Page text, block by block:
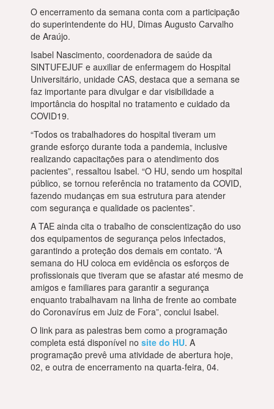
O encerramento da semana conta com a participação
do superintendente do HU, Dimas Augusto Carvalho
de Araújo.
Isabel Nascimento, coordenadora de saúde da
SINTUFEJUF e auxiliar de enfermagem do Hospital
Universitário, unidade CAS, destaca que a semana se
faz importante para divulgar e dar visibilidade a
importância do hospital no tratamento e cuidado da
COVID19.
“Todos os trabalhadores do hospital tiveram um
grande esforço durante toda a pandemia, inclusive
realizando capacitações para o atendimento dos
pacientes”, ressaltou Isabel. “O HU, sendo um hospital
público, se tornou referência no tratamento da COVID,
fazendo mudanças em sua estrutura para atender
com segurança e qualidade os pacientes”.
A TAE ainda cita o trabalho de conscientização do uso
dos equipamentos de segurança pelos infectados,
garantindo a proteção dos demais em contato. “A
semana do HU coloca em evidência os esforços de
profissionais que tiveram que se afastar até mesmo de
amigos e familiares para garantir a segurança
enquanto trabalhavam na linha de frente ao combate
do Coronavírus em Juiz de Fora”, conclui Isabel.
O link para as palestras bem como a programação
completa está disponível no site do HU. A
programação prevê uma atividade de abertura hoje,
02, e outra de encerramento na quarta-feira, 04.